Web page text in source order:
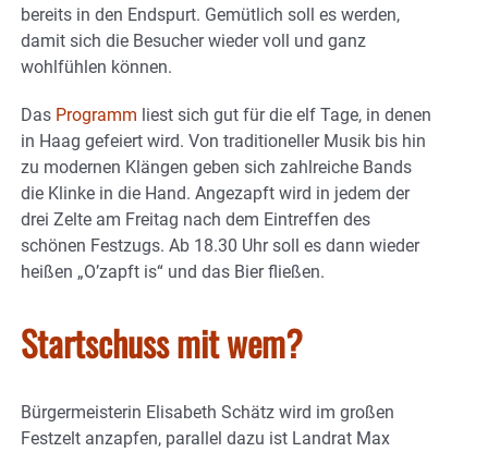
bereits in den Endspurt. Gemütlich soll es werden,
damit sich die Besucher wieder voll und ganz
wohlfühlen können.
Das Programm liest sich gut für die elf Tage, in denen
in Haag gefeiert wird. Von traditioneller Musik bis hin
zu modernen Klängen geben sich zahlreiche Bands
die Klinke in die Hand. Angezapft wird in jedem der
drei Zelte am Freitag nach dem Eintreffen des
schönen Festzugs. Ab 18.30 Uhr soll es dann wieder
heißen „O’zapft is“ und das Bier fließen.
Startschuss mit wem?
Bürgermeisterin Elisabeth Schätz wird im großen
Festzelt anzapfen, parallel dazu ist Landrat Max